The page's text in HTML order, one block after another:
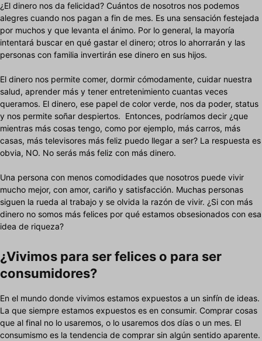
¿El dinero nos da felicidad? Cuántos de nosotros nos podemos
alegres cuando nos pagan a fin de mes. Es una sensación festejada
por muchos y que levanta el ánimo. Por lo general, la mayoría
intentará buscar en qué gastar el dinero; otros lo ahorrarán y las
personas con familia invertirán ese dinero en sus hijos.
El dinero nos permite comer, dormir cómodamente, cuidar nuestra
salud, aprender más y tener entretenimiento cuantas veces
queramos. El dinero, ese papel de color verde, nos da poder, status
y nos permite soñar despiertos. Entonces, podríamos decir ¿que
mientras más cosas tengo, como por ejemplo, más carros, más
casas, más televisores más feliz puedo llegar a ser? La respuesta es
obvia, NO. No serás más feliz con más dinero.
Una persona con menos comodidades que nosotros puede vivir
mucho mejor, con amor, cariño y satisfacción. Muchas personas
siguen la rueda al trabajo y se olvida la razón de vivir. ¿Si con más
dinero no somos más felices por qué estamos obsesionados con esa
idea de riqueza?
¿Vivimos para ser felices o para ser
consumidores?
En el mundo donde vivimos estamos expuestos a un sinfín de ideas.
La que siempre estamos expuestos es en consumir. Comprar cosas
que al final no lo usaremos, o lo usaremos dos días o un mes. El
consumismo es la tendencia de comprar sin algún sentido aparente.